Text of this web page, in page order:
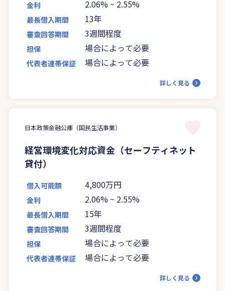
金利 2.06% ~ 2.55%
最長借入期間 13年
審査回答期間 3週間程度
担保 場合によって必要
代表者連帯保証 場合によって必要
詳しく見る
日本政策金融公庫（国民生活事業）
経営環境変化対応資金（セーフティネット
貸付）
借入可能額 4,800万円
金利 2.06% ~ 2.55%
最長借入期間 15年
審査回答期間 3週間程度
担保 場合によって必要
代表者連帯保証 場合によって必要
詳しく見る